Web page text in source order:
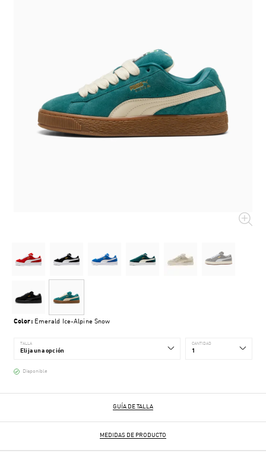
Color: Emerald Ice-Alpine Snow
TALLA CANTIDAD
Disponible
GUÍA DE TALLA
MEDIDAS DE PRODUCTO